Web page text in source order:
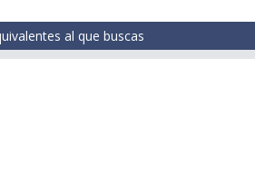
al que buscas